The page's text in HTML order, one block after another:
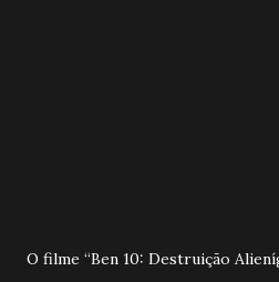
O filme “Ben 10: Destruição